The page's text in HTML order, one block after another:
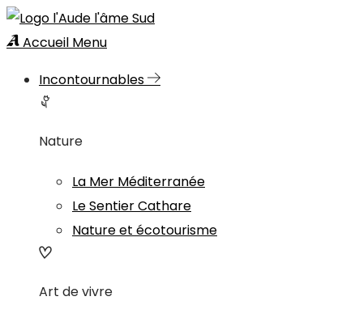
Accueil Menu
Incontournables
Nature
La Mer Méditerranée
Le Sentier Cathare
Nature et écotourisme
Art de vivre